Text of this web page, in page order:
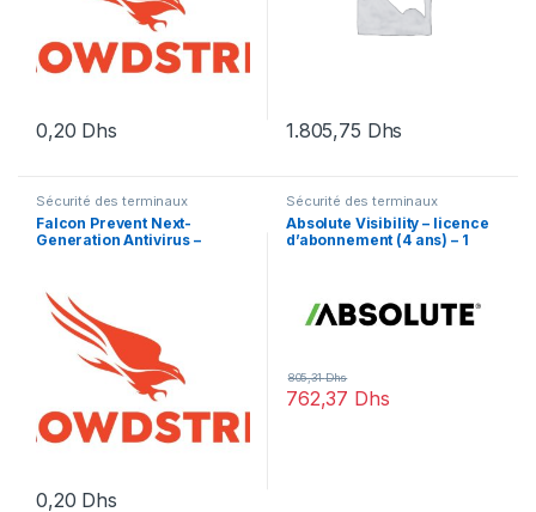
0,20 Dhs 1.805,75 Dhs
Sécurité des terminaux
Falcon Prevent Next-
Generation Antivirus –
0,20 Dhs
Sécurité des terminaux
Absolute Visibility – licence
d’abonnement (4 ans) – 1
762,37 Dhs
805,31Dhs